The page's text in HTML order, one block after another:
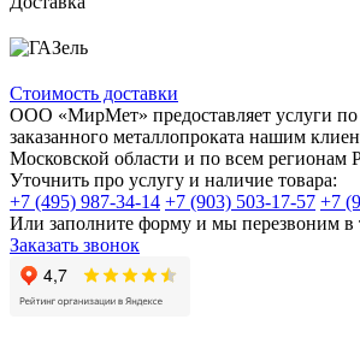
Стоимость доставки
ООО «МирМет» предоставляет услуги по
заказанного металлопроката нашим
Московской области и по всем регионам
Уточнить про услугу и наличие товара:
+7 (495) 987-34-14 +7 (903) 503-17-57 +7
Или заполните форму и мы перезвоним в
Заказать звонок